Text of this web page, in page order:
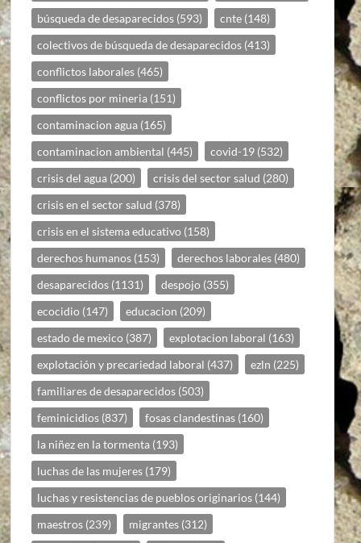
búsqueda de desaparecidos (593) cnte (148)
colectivos de búsqueda de desaparecidos (413)
conflictos laborales (465)
conflictos por mineria (151)
contaminacion agua (165)
contaminacion ambiental (445) covid-19 (532)
crisis del agua (200) crisis del sector salud (280)
crisis en el sector salud (378)
crisis en el sistema educativo (158)
derechos humanos (153) derechos laborales (480)
desaparecidos (1131) despojo (355)
ecocidio (147) educacion (209)
estado de mexico (387) explotacion laboral (163)
explotación y precariedad laboral (437) ezln (225)
familiares de desaparecidos (503)
feminicidios (837) fosas clandestinas (160)
la niñez en la tormenta (193)
luchas de las mujeres (179)
luchas y resistencias de pueblos originarios (144)
maestros (239) migrantes (312)